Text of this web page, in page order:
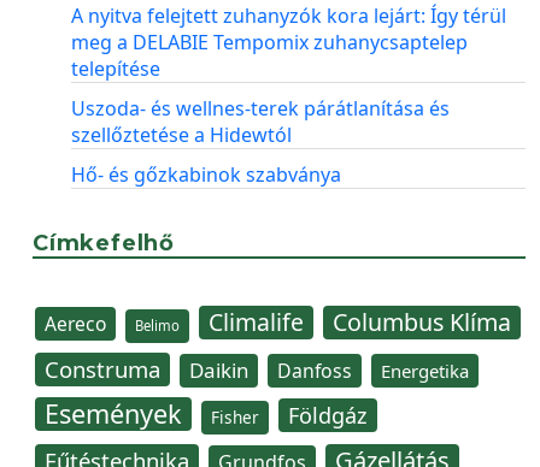
A nyitva felejtett zuhanyzók kora lejárt: Így térül
meg a DELABIE Tempomix zuhanycsaptelep
telepítése
Uszoda- és wellnes-terek párátlanítása és
szellőztetése a Hidewtól
Hő- és gőzkabinok szabványa
Címkefelhő
Aereco Belimo Climalife Columbus Klíma
Construma Daikin Danfoss Energetika
Események Fisher Földgáz
Fűtéstechnika Gázellátás